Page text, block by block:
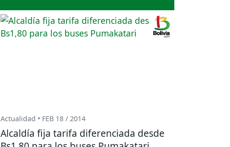
Actualidad • FEB 18 / 2014
Alcaldía fija tarifa diferenciada desde